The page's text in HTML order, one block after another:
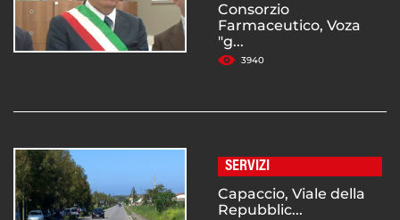
Consorzio
Farmaceutico, Voza
"g...
3940
SERVIZI
Capaccio, Viale della
Repubblic...